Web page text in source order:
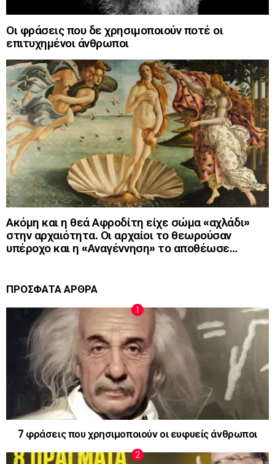
Οι φράσεις που δε χρησιμοποιούν ποτέ οι
επιτυχημένοι άνθρωποι
Ακόμη και η θεά Αφροδίτη είχε σώμα «αχλάδι»
στην αρχαιότητα. Οι αρχαίοι το θεωρούσαν
υπέροχο και η «Αναγέννηση» το αποθέωσε…
ΠΡΟΣΦΑΤΑ ΑΡΘΡΑ
7 φράσεις που χρησιμοποιούν οι ευφυείς άνθρωποι